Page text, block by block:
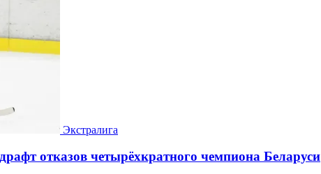
Экстралига
отказов четырёхкратного чемпиона Беларуси